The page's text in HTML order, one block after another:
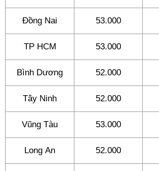
Đồng Nai 53.000
TP HCM 53.000
Bình Dương 52.000
Tây Ninh 52.000
Vũng Tàu 53.000
Long An 52.000